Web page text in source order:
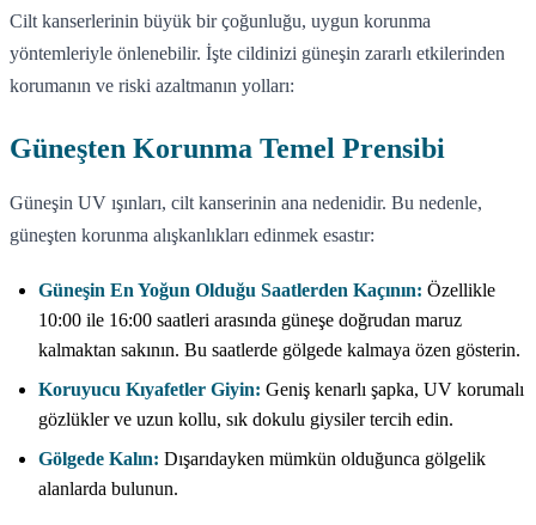
Cilt kanserlerinin büyük bir çoğunluğu, uygun korunma
yöntemleriyle önlenebilir. İşte cildinizi güneşin zararlı etkilerinden
korumanın ve riski azaltmanın yolları:
Güneşten Korunma Temel Prensibi
Güneşin UV ışınları, cilt kanserinin ana nedenidir. Bu nedenle,
güneşten korunma alışkanlıkları edinmek esastır:
Güneşin En Yoğun Olduğu Saatlerden Kaçının: Özellikle
10:00 ile 16:00 saatleri arasında güneşe doğrudan maruz
kalmaktan sakının. Bu saatlerde gölgede kalmaya özen gösterin.
Koruyucu Kıyafetler Giyin: Geniş kenarlı şapka, UV korumalı
gözlükler ve uzun kollu, sık dokulu giysiler tercih edin.
Gölgede Kalın: Dışarıdayken mümkün olduğunca gölgelik
alanlarda bulunun.